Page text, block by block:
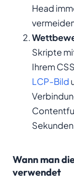
Head
Skripte
Ihrem
LCP-Bild
Wann man
verwendet